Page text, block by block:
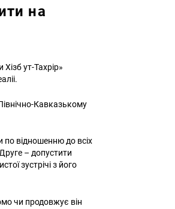
на
ут-Тахрір»
Кавказькому
відношенню до всіх
– допустити
зустрічі з його
чи продовжує він